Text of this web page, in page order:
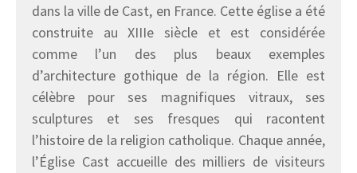
dans la ville de Cast, en France. Cette église a été
construite au XIIIe siècle et est considérée
comme l’un des plus beaux exemples
d’architecture gothique de la région. Elle est
célèbre pour ses magnifiques vitraux, ses
sculptures et ses fresques qui racontent
l’histoire de la religion catholique. Chaque année,
l’Église Cast accueille des milliers de visiteurs